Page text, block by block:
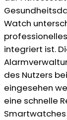
Watch
integriert ist.
des Nutzers
eingesehen
eine schnelle